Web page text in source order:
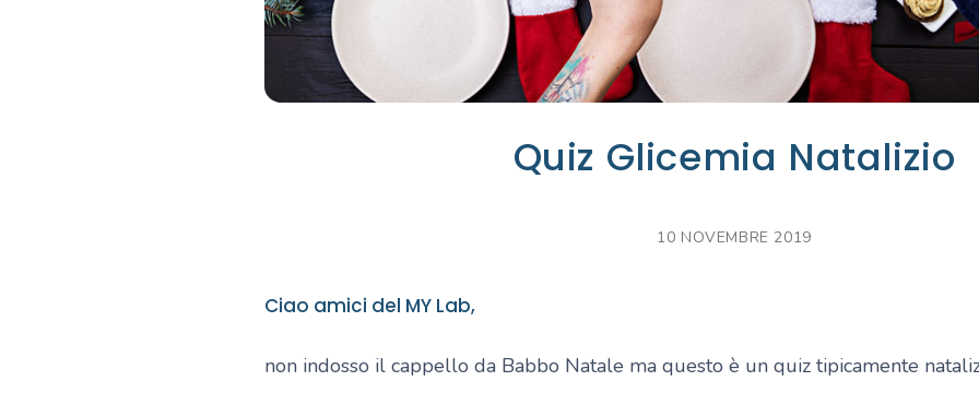
Quiz Glicemia Natalizio
10 NOVEMBRE 2019
Ciao amici del MY Lab,
non indosso il cappello da Babbo Natale ma questo è un quiz tipicamente